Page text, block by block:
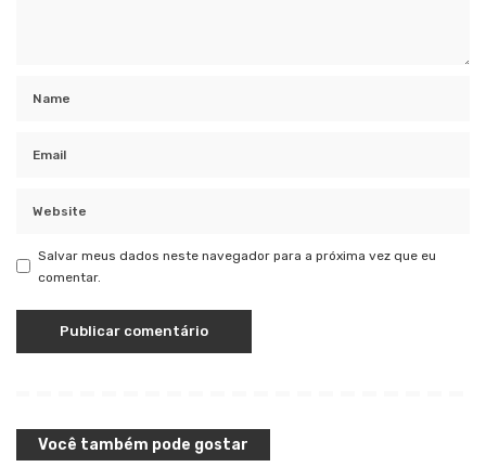
Salvar meus dados neste navegador para a próxima vez que eu
comentar.
Você também pode gostar